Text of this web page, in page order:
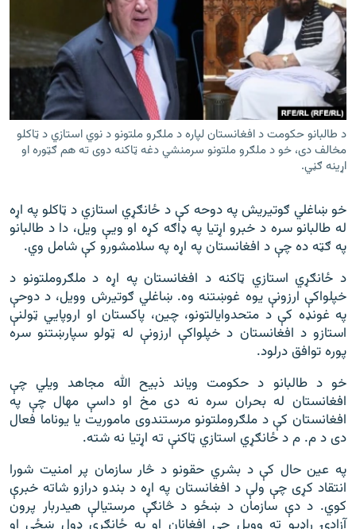
د طالبانو حکومت د افغانستان لپاره د ملګرو ملتونو د نوي استازي د ټاکلو
مخالف دی، خو د ملګرو ملتونو سرمنشي دغه ټاکنه دوی ته هم ګټوره او
اړینه ګڼي.
خو ښاغلي ګوتیریش په دوحه کې د ځانګړي استازي د ټاکلو په اړه
له طالبانو سره د خبرو اړتیا په ډاګه کړه او ویې ویل، دا د طالبانو
په ګټه ده چې د افغانستان په اړه په سلامشورو کې شامل وي.
د ځانګړي استازي ټاکنه د افغانستان په اړه د ملګروملتونو د
خپلواکې ارزونې یوه غوښتنه وه. ښاغلي ګوتیرش وویل، د دوحې
په غونډه کې د متحدوایالتونو، چین، پاکستان او اروپايي ټولنې
استازو د افغانستان د خپلواکې ارزونې له ټولو سپارښتنو سره
پوره توافق درلود.
خو د طالبانو د حکومت ویاند ذبیح الله مجاهد ویلي چې
افغانستان له بحران سره نه دی مخ او داسې مهال چې په
افغانستان کې د ملګروملتونو مرستندوی ماموریت یا یوناما فعال
دی د م. م د ځانګړي استازي ټاکنې ته اړتیا نه شته.
په عین حال کې د بشري حقونو د څار سازمان پر امنیت شورا
انتقاد کړی چې ولې د افغانستان په اړه د بندو درازو شاته خبرې
کوي. د دې سازمان د ښځو د څانګې مرستیالې هیدربار پرون